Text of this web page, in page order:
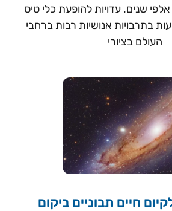
שנים. עדויות להופעת כלי טיס
בתרבויות אנושיות רבות ברחבי
העולם בציורי
חיים תבוניים ביקום